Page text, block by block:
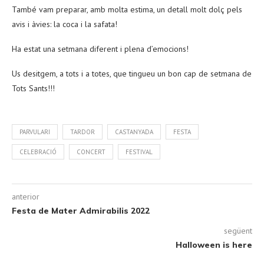
També vam preparar, amb molta estima, un detall molt dolç pels
avis i àvies: la coca i la safata!
Ha estat una setmana diferent i plena d’emocions!
Us desitgem, a tots i a totes, que tingueu un bon cap de setmana de
Tots Sants!!!
PARVULARI TARDOR CASTANYADA FESTA
CELEBRACIÓ CONCERT FESTIVAL
anterior
Festa de Mater Admirabilis 2022
següent
Halloween is here